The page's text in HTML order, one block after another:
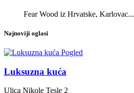
Fear Wood iz Hrvatske, Karlovac...
Najnoviji oglasi
Pogled
Luksuzna kuća
Ulica Nikole Tesle 2